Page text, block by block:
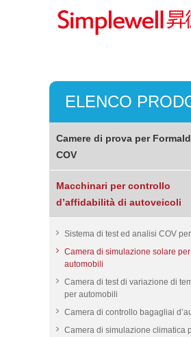
ELENCO
Camere di prova per
COV
Macchinari per controllo
d’affidabilità di autoveicoli
Sistema di test ed analisi COV
Camera di simulazione solare
automobili
Camera di test di variazione di
per automobili
Camera di controllo bagagliai
Camera di simulazione climatica